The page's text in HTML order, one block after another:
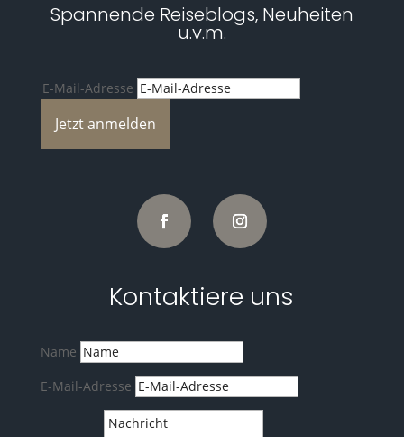
Spannende Reiseblogs, Neuheiten
u.v.m.
E-Mail-Adresse
Jetzt anmelden
Kontaktiere uns
Name
E-Mail-Adresse